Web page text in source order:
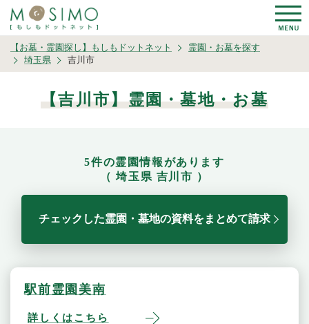
【お墓・霊園探し】もしもドットネット
霊園・お墓を探す
埼玉県
吉川市
【吉川市】霊園・墓地・お墓
5件の霊園情報があります
（ 埼玉県 吉川市 ）
チェックした霊園・墓地の資料をまとめて請求
駅前霊園美南
詳しくはこちら